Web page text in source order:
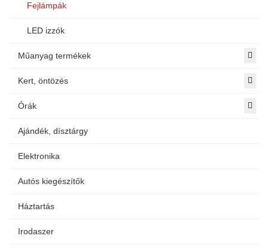
Fejlámpák
LED izzók
Műanyag termékek
Kert, öntözés
Órák
Ajándék, dísztárgy
Elektronika
Autós kiegészítők
Háztartás
Irodaszer